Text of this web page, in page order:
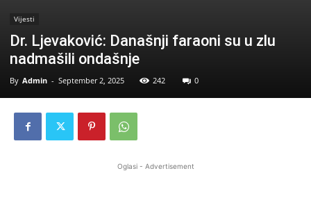
Vijesti
Dr. Ljevaković: Današnji faraoni su u zlu
nadmašili ondašnje
By Admin - September 2, 2025 242 0
Oglasi - Advertisement